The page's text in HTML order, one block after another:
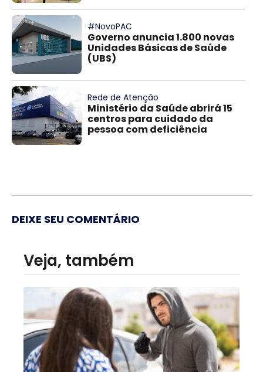
#NovoPAC
Governo anuncia 1.800 novas
Unidades Básicas de Saúde
(UBS)
Rede de Atenção
Ministério da Saúde abrirá 15
centros para cuidado da
pessoa com deficiência
DEIXE SEU COMENTÁRIO
Veja, também